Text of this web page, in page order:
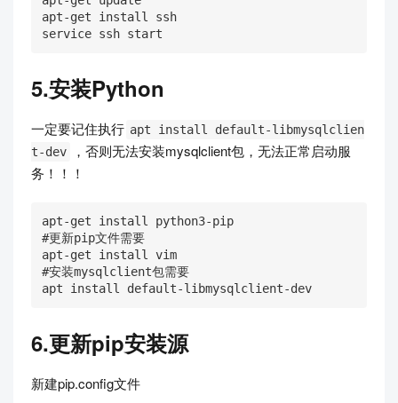
apt-get install ssh
service ssh start
5.安装Python
一定要记住执行 apt install default-libmysqlclien
t-dev
，否则无法安装mysqlclient包，无法正常启动服
务！！！
apt-get install python3-pip
#更新pip文件需要
apt-get install vim
#安装mysqlclient包需要
apt install default-libmysqlclient-dev
6.更新pip安装源
新建pip.config文件